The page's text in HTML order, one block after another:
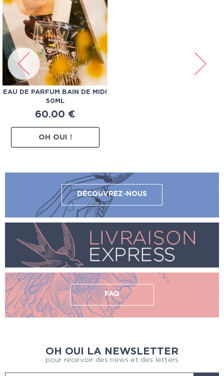
EAU DE PARFUM BAIN DE MIDI
50ML
60.00 €
OH OUI !
DÉCOUVREZ-NOUS
FAQ
OH OUI LA NEWSLETTER
pour recevoir des news et des letters